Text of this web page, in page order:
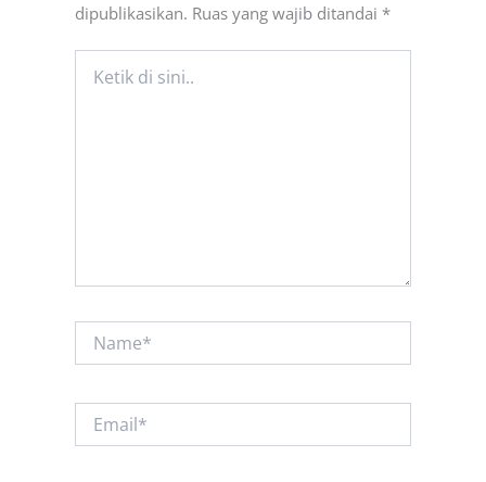
dipublikasikan. Ruas yang wajib ditandai *